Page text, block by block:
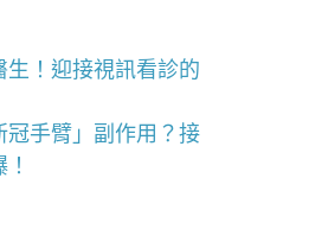
！迎接視訊看診的
冠手臂」副作用？接